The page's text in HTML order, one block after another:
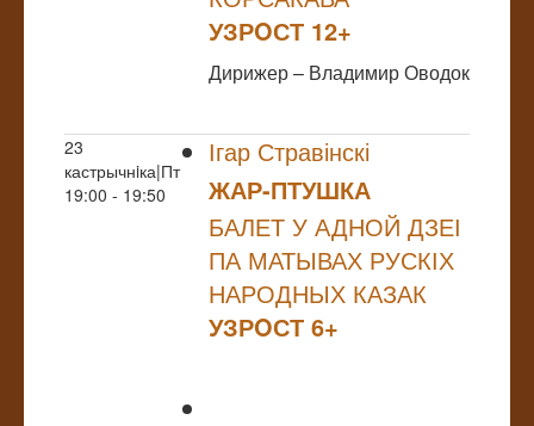
УЗРOСТ 12+
Дирижер – Владимир Оводок
23
кастрычнiка|Пт
19:00 - 19:50
Ігар Стравінскі
ЖАР-ПТУШКА
БАЛЕТ У АДНОЙ ДЗЕІ
ПА МАТЫВАХ РУСКІХ
НАРОДНЫХ КАЗАК
УЗРOСТ 6+